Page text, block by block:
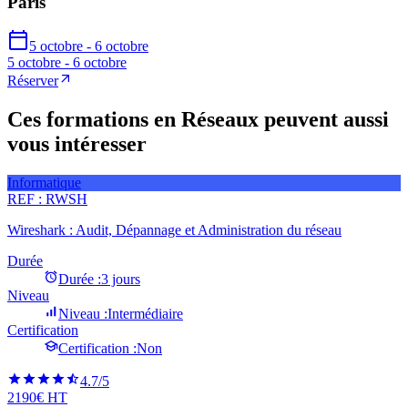
5 octobre - 6 octobre
5 octobre - 6 octobre
Réserver
Ces formations en Réseaux peuvent aussi
vous intéresser
Informatique
REF : RWSH
Wireshark : Audit, Dépannage et Administration du réseau
Durée
Durée :3 jours
Niveau
Niveau :Intermédiaire
Certification
Certification :Non
4.7/5
2190€ HT